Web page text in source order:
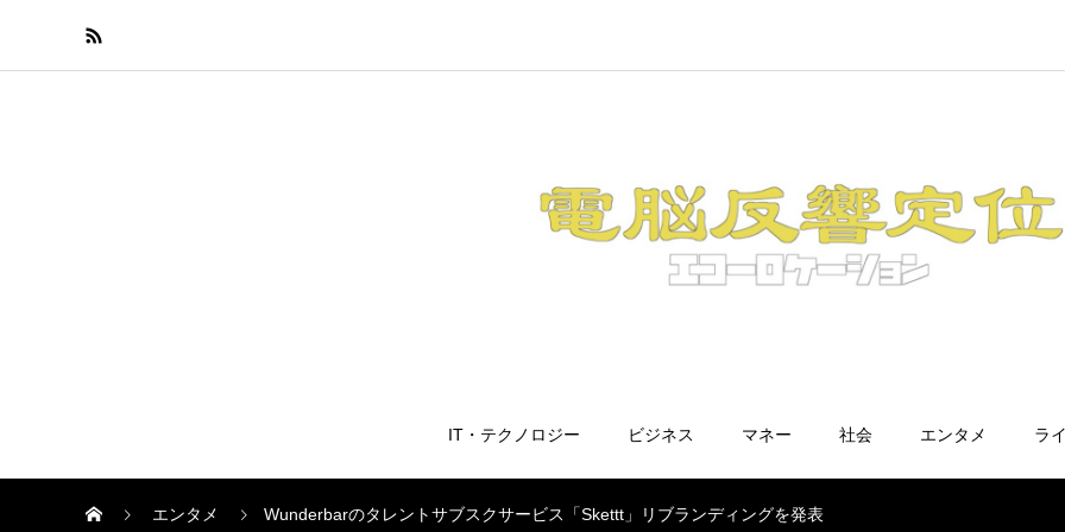
IT・テクノロジー ビジネス マネー 社会 エンタメ ラ
エンタメ Wunderbarのタレントサブスクサービス「Skettt」リブランディングを発表